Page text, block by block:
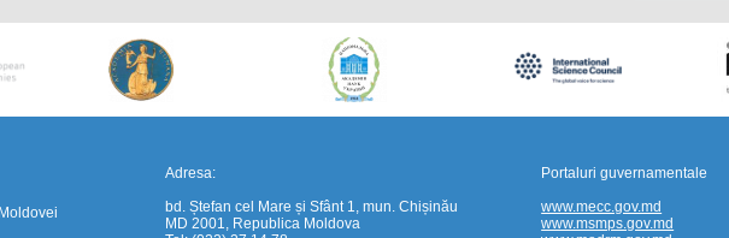
Adresa:
bd. Ștefan cel Mare și Sfânt 1, mun. Chișinău
MD 2001, Republica Moldova
Portaluri guvernamentale
www.mecc.gov.md
www.msmps.gov.md